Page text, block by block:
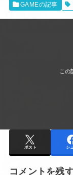
GAMEの記事
ポスト シ
コメントを残